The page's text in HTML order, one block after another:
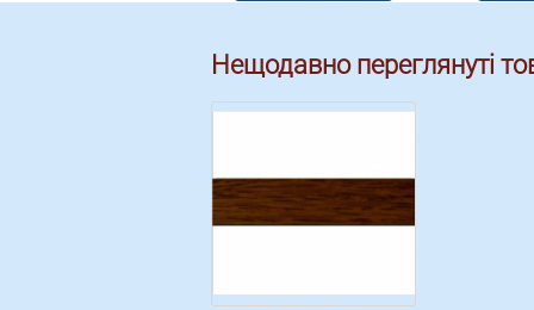
Нещодавно переглянуті